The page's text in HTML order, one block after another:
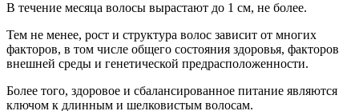
В течение месяца волосы вырастают до 1 см, не более.
Тем не менее, рост и структура волос зависит от многих
факторов, в том числе общего состояния здоровья, факторов
внешней среды и генетической предрасположенности.
Более того, здоровое и сбалансированное питание являются
ключом к длинным и шелковистым волосам.